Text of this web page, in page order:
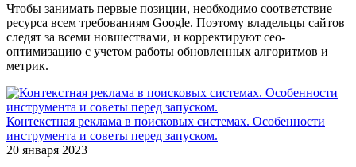
Чтобы занимать первые позиции, необходимо соответствие
ресурса всем требованиям Google. Поэтому владельцы сайтов
следят за всеми новшествами, и корректируют сео-
оптимизацию с учетом работы обновленных алгоритмов и
метрик.
Контекстная реклама в поисковых системах. Особенности
инструмента и советы перед запуском.
20 января 2023